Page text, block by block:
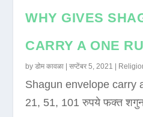
WHY GIVES
CARRY A ONE
byडोम कावळा |सप्टेंबर 5, 2021
Shagun envelope carry
21, 51, 101 रुपये फक्त